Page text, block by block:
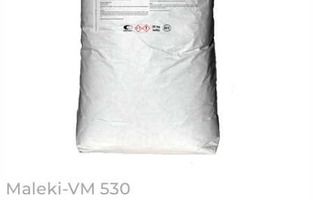
Maleki-VM 530